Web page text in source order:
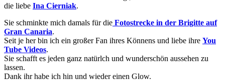
die liebe Ina Cierniak.
Sie schminkte mich damals für die Fotostrecke in der Brigitte auf
Gran Canaria.
Seit je her bin ich ein großer Fan ihres Könnens und liebe ihre You
Tube Videos.
Sie schafft es jeden ganz natürlch und wunderschön aussehen zu
lassen.
Dank ihr habe ich hin und wieder einen Glow.